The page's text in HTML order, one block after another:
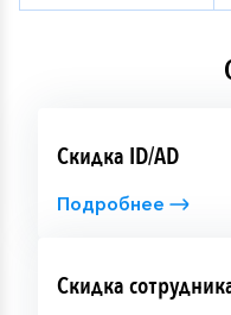
Скидка ID/AD
Подробнее
Скидка